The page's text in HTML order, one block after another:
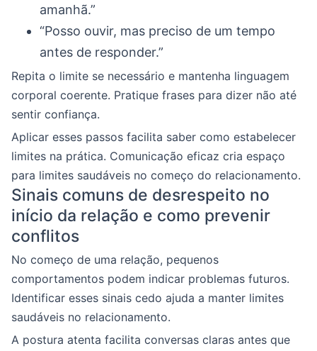
amanhã.”
“Posso ouvir, mas preciso de um tempo
antes de responder.”
Repita o limite se necessário e mantenha linguagem
corporal coerente. Pratique frases para dizer não até
sentir confiança.
Aplicar esses passos facilita saber como estabelecer
limites na prática. Comunicação eficaz cria espaço
para limites saudáveis no começo do relacionamento.
Sinais comuns de desrespeito no
início da relação e como prevenir
conflitos
No começo de uma relação, pequenos
comportamentos podem indicar problemas futuros.
Identificar esses sinais cedo ajuda a manter limites
saudáveis no relacionamento.
A postura atenta facilita conversas claras antes que